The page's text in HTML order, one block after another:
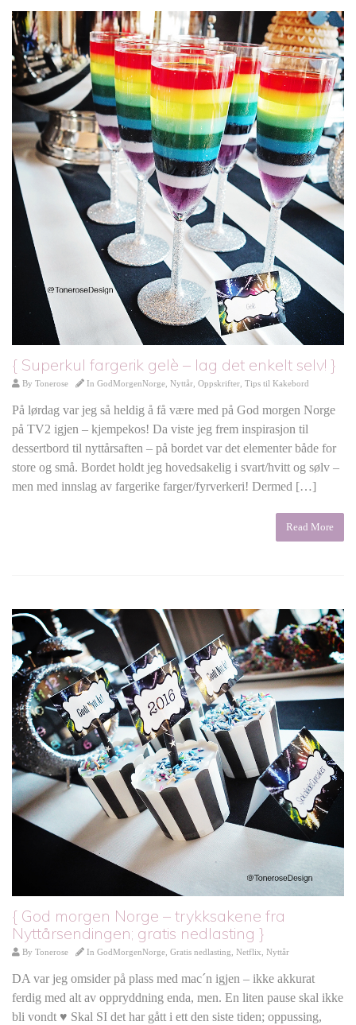
{ Superkul fargerik gelè – lag det enkelt selv! }
By Tonerose In GodMorgenNorge Nyttår Oppskrifter Tips til Kakebord
På lørdag var jeg så heldig å få være med på God morgen Norge
på TV2 igjen – kjempekos! Da viste jeg frem inspirasjon til
dessertbord til nyttårsaften – på bordet var det elementer både for
store og små. Bordet holdt jeg hovedsakelig i svart/hvitt og sølv –
men med innslag av fargerike farger/fyrverkeri! Dermed […]
Read More
{ God morgen Norge – trykksakene fra
Nyttårsendingen; gratis nedlasting }
By Tonerose In GodMorgenNorge Gratis nedlasting Netflix Nyttår
DA var jeg omsider på plass med mac´n igjen – ikke akkurat
ferdig med alt av oppryddning enda, men. En liten pause skal ikke
bli vondt ♥ Skal SI det har gått i ett den siste tiden; oppussing,